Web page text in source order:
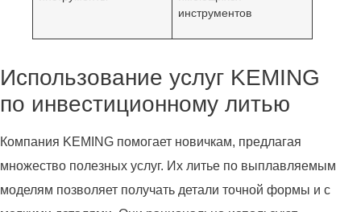
инструментов
Использование услуг KEMING
по инвестиционному литью
Компания KEMING помогает новичкам, предлагая
множество полезных услуг. Их литье по выплавляемым
моделям позволяет получать детали точной формы и с